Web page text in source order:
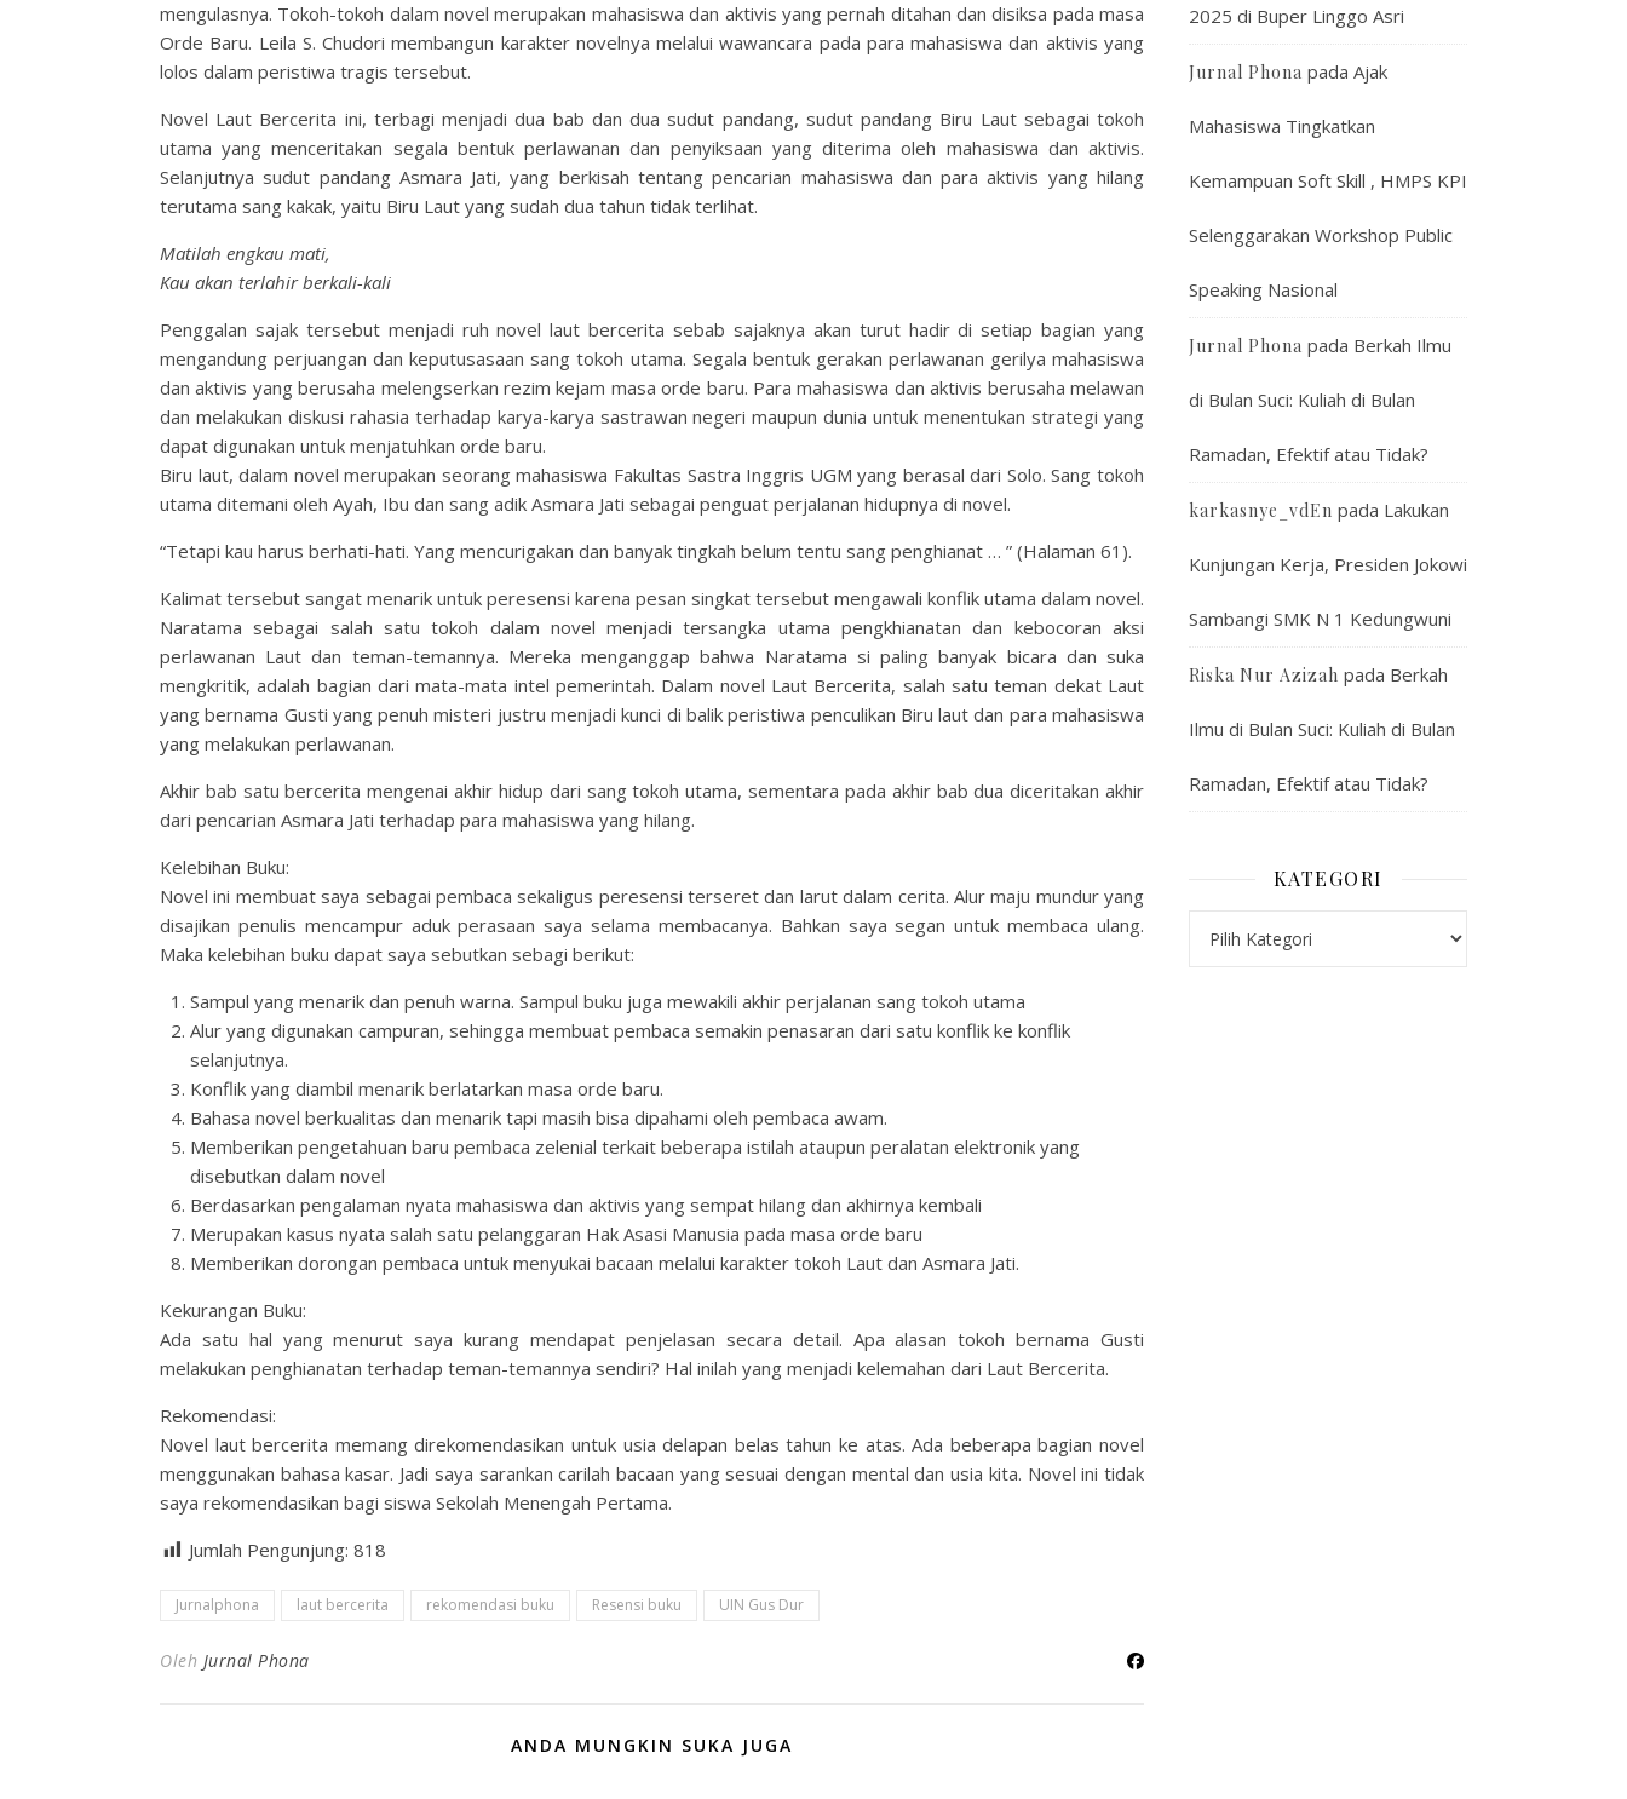
mengulasnya. Tokoh-tokoh dalam novel merupakan mahasiswa dan aktivis yang pernah ditahan dan disiksa pada masa
Orde Baru. Leila S. Chudori membangun karakter novelnya melalui wawancara pada para mahasiswa dan aktivis yang
lolos dalam peristiwa tragis tersebut.
Novel Laut Bercerita ini, terbagi menjadi dua bab dan dua sudut pandang, sudut pandang Biru Laut sebagai tokoh
utama yang menceritakan segala bentuk perlawanan dan penyiksaan yang diterima oleh mahasiswa dan aktivis.
Selanjutnya sudut pandang Asmara Jati, yang berkisah tentang pencarian mahasiswa dan para aktivis yang hilang
terutama sang kakak, yaitu Biru Laut yang sudah dua tahun tidak terlihat.
Matilah engkau mati,
Kau akan terlahir berkali-kali
Penggalan sajak tersebut menjadi ruh novel laut bercerita sebab sajaknya akan turut hadir di setiap bagian yang
mengandung perjuangan dan keputusasaan sang tokoh utama. Segala bentuk gerakan perlawanan gerilya mahasiswa
dan aktivis yang berusaha melengserkan rezim kejam masa orde baru. Para mahasiswa dan aktivis berusaha melawan
dan melakukan diskusi rahasia terhadap karya-karya sastrawan negeri maupun dunia untuk menentukan strategi yang
dapat digunakan untuk menjatuhkan orde baru.
Biru laut, dalam novel merupakan seorang mahasiswa Fakultas Sastra Inggris UGM yang berasal dari Solo. Sang tokoh
utama ditemani oleh Ayah, Ibu dan sang adik Asmara Jati sebagai penguat perjalanan hidupnya di novel.
“Tetapi kau harus berhati-hati. Yang mencurigakan dan banyak tingkah belum tentu sang penghianat … ” (Halaman 61).
Kalimat tersebut sangat menarik untuk peresensi karena pesan singkat tersebut mengawali konflik utama dalam novel.
Naratama sebagai salah satu tokoh dalam novel menjadi tersangka utama pengkhianatan dan kebocoran aksi
perlawanan Laut dan teman-temannya. Mereka menganggap bahwa Naratama si paling banyak bicara dan suka
mengkritik, adalah bagian dari mata-mata intel pemerintah. Dalam novel Laut Bercerita, salah satu teman dekat Laut
yang bernama Gusti yang penuh misteri justru menjadi kunci di balik peristiwa penculikan Biru laut dan para mahasiswa
yang melakukan perlawanan.
Akhir bab satu bercerita mengenai akhir hidup dari sang tokoh utama, sementara pada akhir bab dua diceritakan akhir
dari pencarian Asmara Jati terhadap para mahasiswa yang hilang.
Kelebihan Buku:
Novel ini membuat saya sebagai pembaca sekaligus peresensi terseret dan larut dalam cerita. Alur maju mundur yang
disajikan penulis mencampur aduk perasaan saya selama membacanya. Bahkan saya segan untuk membaca ulang.
Maka kelebihan buku dapat saya sebutkan sebagi berikut:
Sampul yang menarik dan penuh warna. Sampul buku juga mewakili akhir perjalanan sang tokoh utama
Alur yang digunakan campuran, sehingga membuat pembaca semakin penasaran dari satu konflik ke konflik
selanjutnya.
Konflik yang diambil menarik berlatarkan masa orde baru.
Bahasa novel berkualitas dan menarik tapi masih bisa dipahami oleh pembaca awam.
Memberikan pengetahuan baru pembaca zelenial terkait beberapa istilah ataupun peralatan elektronik yang
disebutkan dalam novel
Berdasarkan pengalaman nyata mahasiswa dan aktivis yang sempat hilang dan akhirnya kembali
Merupakan kasus nyata salah satu pelanggaran Hak Asasi Manusia pada masa orde baru
Memberikan dorongan pembaca untuk menyukai bacaan melalui karakter tokoh Laut dan Asmara Jati.
Kekurangan Buku:
Ada satu hal yang menurut saya kurang mendapat penjelasan secara detail. Apa alasan tokoh bernama Gusti
melakukan penghianatan terhadap teman-temannya sendiri? Hal inilah yang menjadi kelemahan dari Laut Bercerita.
Rekomendasi:
Novel laut bercerita memang direkomendasikan untuk usia delapan belas tahun ke atas. Ada beberapa bagian novel
menggunakan bahasa kasar. Jadi saya sarankan carilah bacaan yang sesuai dengan mental dan usia kita. Novel ini tidak
saya rekomendasikan bagi siswa Sekolah Menengah Pertama.
Jumlah Pengunjung: 818
Jurnalphona laut bercerita rekomendasi buku Resensi buku UIN Gus Dur
Oleh Jurnal Phona
ANDA MUNGKIN SUKA JUGA
2025 di Buper Linggo Asri
Jurnal Phona pada Ajak
Mahasiswa Tingkatkan
Kemampuan Soft Skill , HMPS KPI
Selenggarakan Workshop Public
Speaking Nasional
Jurnal Phona pada Berkah Ilmu
di Bulan Suci: Kuliah di Bulan
Ramadan, Efektif atau Tidak?
karkasnye_vdEn pada Lakukan
Kunjungan Kerja, Presiden Jokowi
Sambangi SMK N 1 Kedungwuni
Riska Nur Azizah pada Berkah
Ilmu di Bulan Suci: Kuliah di Bulan
Ramadan, Efektif atau Tidak?
KATEGORI